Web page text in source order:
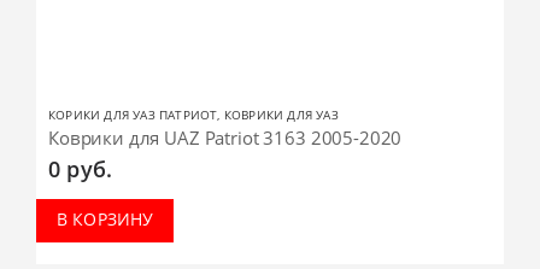
КОРИКИ ДЛЯ УАЗ ПАТРИОТ, КОВРИКИ ДЛЯ УАЗ
Коврики для UAZ Patriot 3163 2005-2020
0 руб.
В КОРЗИНУ